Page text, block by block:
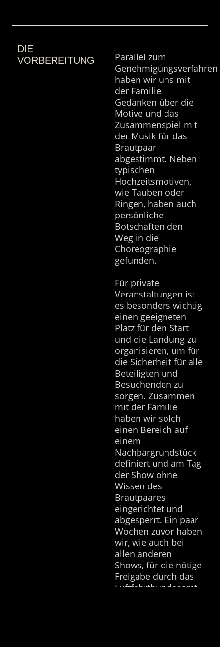
DIE
VORBEREITUNG
Parallel zum
Genehmigungsverfahren
haben wir uns mit
der Familie
Gedanken über die
Motive und das
Zusammenspiel mit
der Musik für das
Brautpaar
abgestimmt. Neben
typischen
Hochzeitsmotiven,
wie Tauben oder
Ringen, haben auch
persönliche
Botschaften den
Weg in die
Choreographie
gefunden.
Für private
Veranstaltungen ist
es besonders wichtig
einen geeigneten
Platz für den Start
und die Landung zu
organisieren, um für
die Sicherheit für alle
Beteiligten und
Besuchenden zu
sorgen. Zusammen
mit der Familie
haben wir solch
einen Bereich auf
einem
Nachbargrundstück
definiert und am Tag
der Show ohne
Wissen des
Brautpaares
eingerichtet und
abgesperrt. Ein paar
Wochen zuvor haben
wir, wie auch bei
allen anderen
Shows, für die nötige
Freigabe durch das
Luftfahrtbundesamt